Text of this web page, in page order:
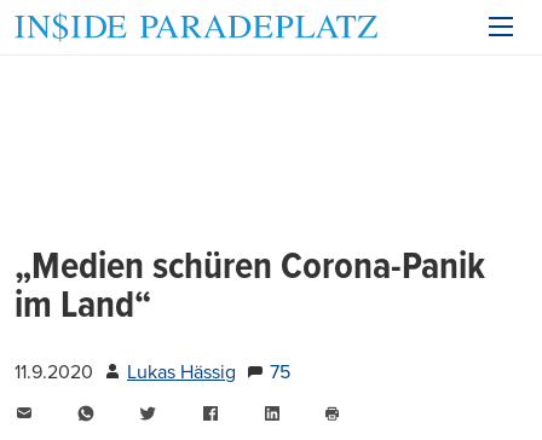
„Medien schüren Corona-Panik
im Land“
11.9.2020 Lukas Hässig
75
WhatsAppTwitter FacebookLinkedIn